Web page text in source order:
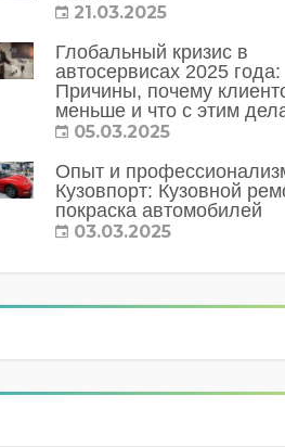
21.03.2025
Глобальный кризис в
автосервисах 2025 года:
Причины, почему
меньше и что с этим
05.03.2025
Опыт и
Кузовпорт: Кузовной
покраска автомобилей
03.03.2025